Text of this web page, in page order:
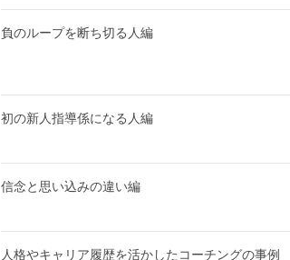
負のループを断ち切る人編
初の新人指導係になる人編
信念と思い込みの違い編
人格やキャリア履歴を活かしたコーチングの事例